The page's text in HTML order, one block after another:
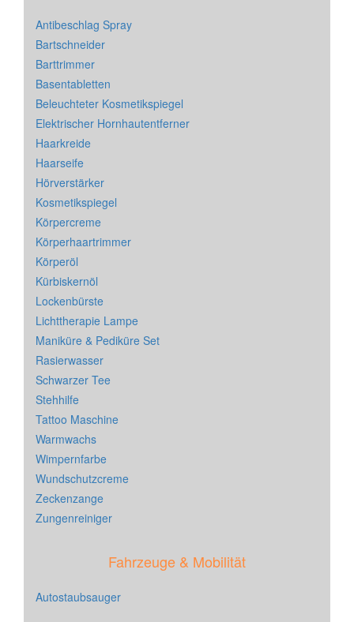
Antibeschlag Spray
Bartschneider
Barttrimmer
Basentabletten
Beleuchteter Kosmetikspiegel
Elektrischer Hornhautentferner
Haarkreide
Haarseife
Hörverstärker
Kosmetikspiegel
Körpercreme
Körperhaartrimmer
Körperöl
Kürbiskernöl
Lockenbürste
Lichttherapie Lampe
Maniküre & Pediküre Set
Rasierwasser
Schwarzer Tee
Stehhilfe
Tattoo Maschine
Warmwachs
Wimpernfarbe
Wundschutzcreme
Zeckenzange
Zungenreiniger
Fahrzeuge & Mobilität
Autostaubsauger